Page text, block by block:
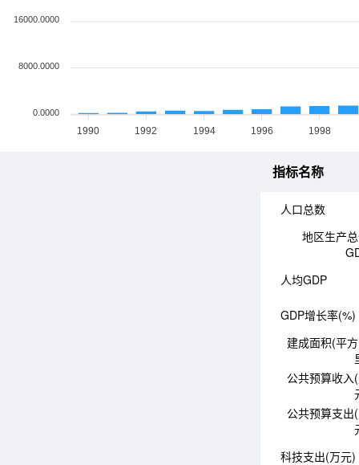
1990 1992 1994 1996 1998
16000.0000
8000.0000
0.0000
指标名称
人口总数
地区生产
人均GDP
GDP增长率(%)
建成面积(平
公共预算收入
公共预算支出
科技支出(万元)